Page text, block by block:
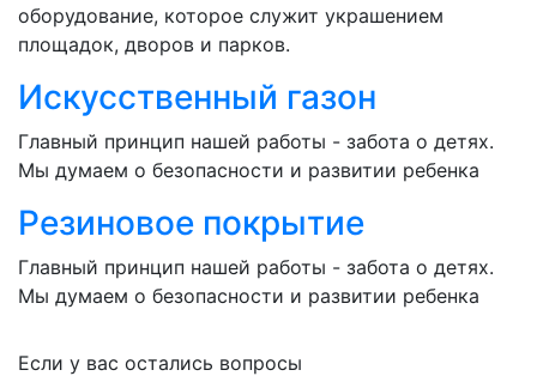
оборудование, которое служит украшением
площадок, дворов и парков.
Искусственный газон
Главный принцип нашей работы - забота о детях.
Мы думаем о безопасности и развитии ребенка
Резиновое покрытие
Главный принцип нашей работы - забота о детях.
Мы думаем о безопасности и развитии ребенка
Если у вас остались вопросы